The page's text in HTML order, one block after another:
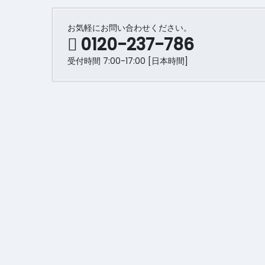
お気軽にお問い合わせください。
0120-237-786
受付時間 7:00-17:00 [日本時間]